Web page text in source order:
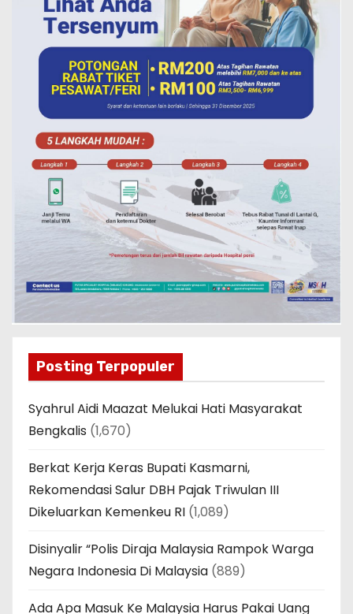
Posting Terpopuler
Syahrul Aidi Maazat Melukai Hati Masyarakat
Bengkalis (1,670)
Berkat Kerja Keras Bupati Kasmarni,
Rekomendasi Salur DBH Pajak Triwulan III
Dikeluarkan Kemenkeu RI (1,089)
Disinyalir “Polis Diraja Malaysia Rampok Warga
Negara Indonesia Di Malaysia (889)
Ada Apa Masuk Ke Malaysia Harus Pakai Uang